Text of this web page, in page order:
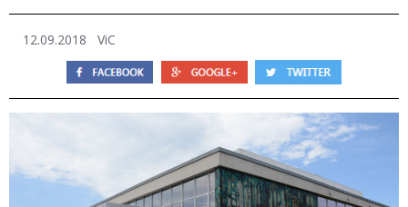
12.09.2018 ViC